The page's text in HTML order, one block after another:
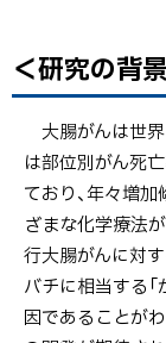
後
の
開
＞
掲
載
ト
ッ
に
戻
る
＜研究の背
大腸がんは世
は部位別がん死
ており、年々増
ざまな化学療法
行大腸がんに対
バチに相当する
因であることが